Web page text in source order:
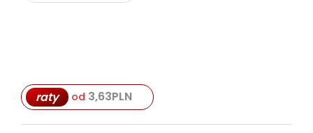
raty od 3,63PLN